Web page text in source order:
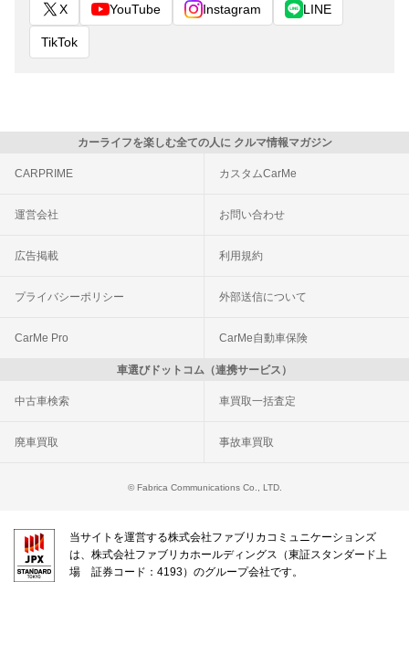
X YouTube Instagram LINE
TikTok
カーライフを楽しむ全ての人に クルマ情報マガジン
CARPRIME カスタムCarMe
運営会社 お問い合わせ
広告掲載 利用規約
プライバシーポリシー 外部送信について
CarMe Pro CarMe自動車保険
車選びドットコム（連携サービス）
中古車検索 車買取一括査定
廃車買取 事故車買取
© Fabrica Communications Co., LTD.
当サイトを運営する株式会社ファブリカコミュニケーションズ
は、株式会社ファブリカホールディングス（東証スタンダード上
場 証券コード：4193）のグループ会社です。